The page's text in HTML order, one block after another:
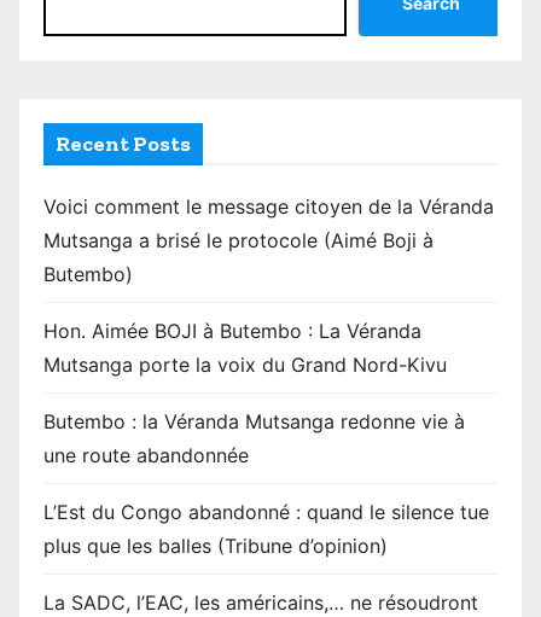
Recent Posts
Voici comment le message citoyen de la Véranda
Mutsanga a brisé le protocole (Aimé Boji à
Butembo)
Hon. Aimée BOJI à Butembo : La Véranda
Mutsanga porte la voix du Grand Nord-Kivu
Butembo : la Véranda Mutsanga redonne vie à
une route abandonnée
L’Est du Congo abandonné : quand le silence tue
plus que les balles (Tribune d’opinion)
La SADC, l’EAC, les américains,… ne résoudront